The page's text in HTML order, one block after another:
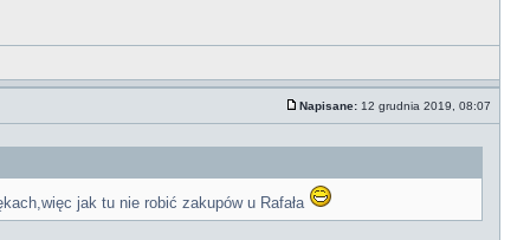
Napisane: 12 grudnia 2019, 08:07
jak tu nie robić zakupów u Rafała